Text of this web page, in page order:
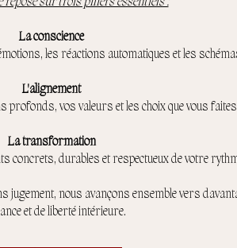
La conscience
les réactions automatiques et les
L'alignement
profonds, vos valeurs et les choix que vous
La transformation
concrets, durables et respectueux de votre
jugement, nous avançons ensemble vers
et de liberté intérieure.